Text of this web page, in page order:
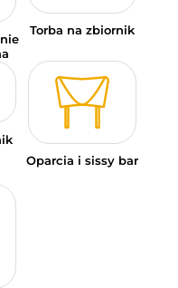
Torba na zbiornik
Oparcia i sissy bar